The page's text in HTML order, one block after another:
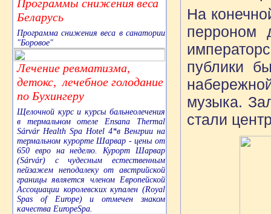
Программы снижения веса
Беларусь
Программа снижения веса в санатории
"Боровое"
Лечение ревматизма,
детокс, лечебное голодание
по Бухингеру
Щелочной курс и курсы бальнеолечения
в термальном отеле Ensana Thermal
Sárvár Health Spa Hotel 4*в Венгрии на
термальном курорте Шарвар - цены от
650 евро на неделю. Курорт Шарвар
(Sárvár) с чудесным естественным
пейзажем неподалеку от австрийской
границы является членом Европейской
Ассоциации королевских купален (Royal
Spas of Europe) и отмечен знаком
качества EuropeSpa.
На
перроном
публики
музыка.
стали